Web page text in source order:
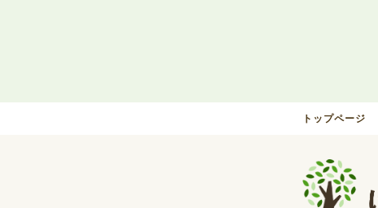
トップページ